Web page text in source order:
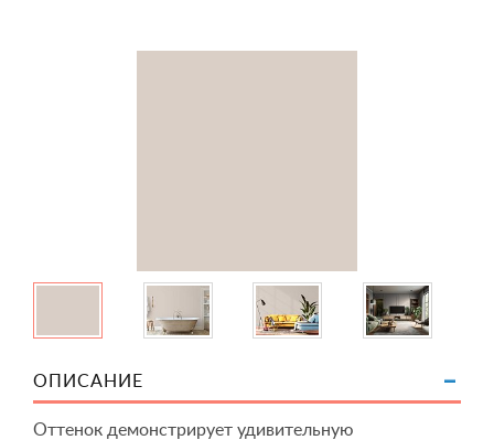
ОПИСАНИЕ
Оттенок демонстрирует удивительную